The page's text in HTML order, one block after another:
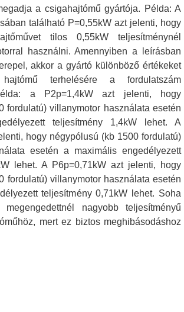
a csigahajtómű gyártója. Példa: A
található P=0,55kW azt jelenti, hogy
tilos 0,55kW teljesítménynél
használni. Amennyiben a leírásban
akkor a gyártó különböző értékeket
terhelésére a fordulatszám
a P2p=1,4kW azt jelenti, hogy
fordulatú) villanymotor használata esetén
teljesítmény 1,4kW lehet. A
hogy négypólusú (kb 1500 fordulatú)
esetén a maximális engedélyezett
lehet. A P6p=0,71kW azt jelenti, hogy
fordulatú) villanymotor használata esetén
teljesítmény 0,71kW lehet. Soha
nagyobb teljesítményű
mert ez biztos meghibásodáshoz